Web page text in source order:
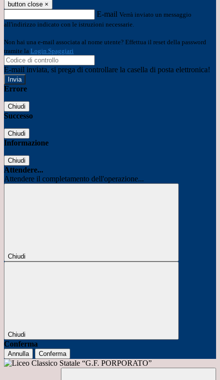
button close ×
E-mail Verrà inviato un messaggio
all'indirizzo indicato con le istruzioni necessarie.
Non hai una e-mail associata al nome utente? Effettua il reset della password
tramite la Login Spaggiari
E-mail inviata, si prega di controllare la casella di posta elettronica!
Errore
Chiudi
Successo
Chiudi
Informazione
Chiudi
Attendere...
Attendere il completamento dell'operazione...
Chiudi
Chiudi
Conferma
Annulla Conferma